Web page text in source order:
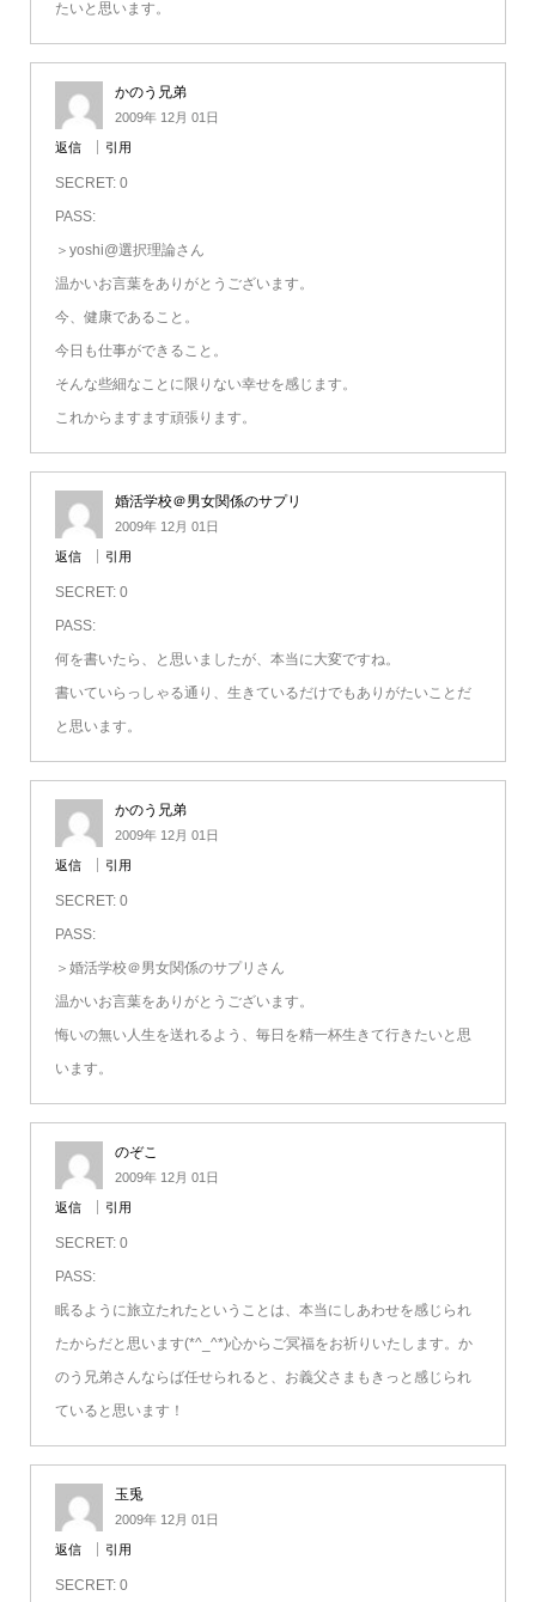
たいと思います。
かのう兄弟
2009年 12月 01日
返信 引用
SECRET: 0
PASS:
＞yoshi@選択理論さん
温かいお言葉をありがとうございます。
今、健康であること。
今日も仕事ができること。
そんな些細なことに限りない幸せを感じます。
これからますます頑張ります。
婚活学校＠男女関係のサプリ
2009年 12月 01日
返信 引用
SECRET: 0
PASS:
何を書いたら、と思いましたが、本当に大変ですね。
書いていらっしゃる通り、生きているだけでもありがたいことだ
と思います。
かのう兄弟
2009年 12月 01日
返信 引用
SECRET: 0
PASS:
＞婚活学校＠男女関係のサプリさん
温かいお言葉をありがとうございます。
悔いの無い人生を送れるよう、毎日を精一杯生きて行きたいと思
います。
のぞこ
2009年 12月 01日
返信 引用
SECRET: 0
PASS:
眠るように旅立たれたということは、本当にしあわせを感じられ
たからだと思います(*^_^*)心からご冥福をお祈りいたします。か
のう兄弟さんならば任せられると、お義父さまもきっと感じられ
ていると思います！
玉兎
2009年 12月 01日
返信 引用
SECRET: 0